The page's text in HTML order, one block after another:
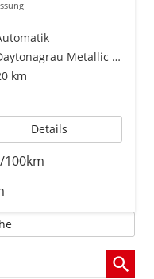
Daytonagrau Metallic (6Y)
km
Details
100km